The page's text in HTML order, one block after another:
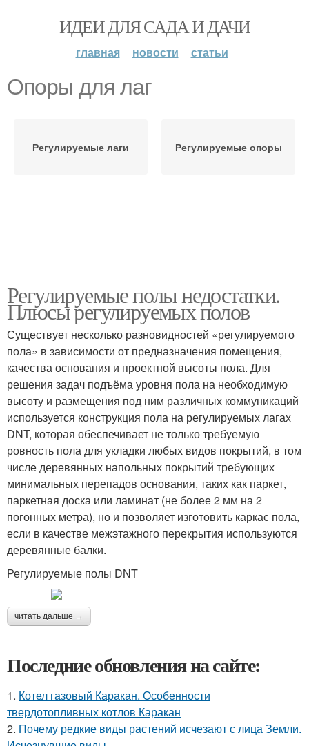
ИДЕИ ДЛЯ САДА И ДАЧИ
главная новости статьи
Опоры для лаг
Регулируемые лаги Регулируемые опоры
Регулируемые полы недостатки.
Плюсы регулируемых полов
Существует несколько разновидностей «регулируемого
пола» в зависимости от предназначения помещения,
качества основания и проектной высоты пола. Для
решения задач подъёма уровня пола на необходимую
высоту и размещения под ним различных коммуникаций
используется конструкция пола на регулируемых лагах
DNT, которая обеспечивает не только требуемую
ровность пола для укладки любых видов покрытий, в том
числе деревянных напольных покрытий требующих
минимальных перепадов основания, таких как паркет,
паркетная доска или ламинат (не более 2 мм на 2
погонных метра), но и позволяет изготовить каркас пола,
если в качестве межэтажного перекрытия используются
деревянные балки.
Регулируемые полы DNT
читать дальше →
Последние обновления на сайте:
1. Котел газовый Каракан. Особенности
твердотопливных котлов Каракан
2. Почему редкие виды растений исчезают с лица Земли.